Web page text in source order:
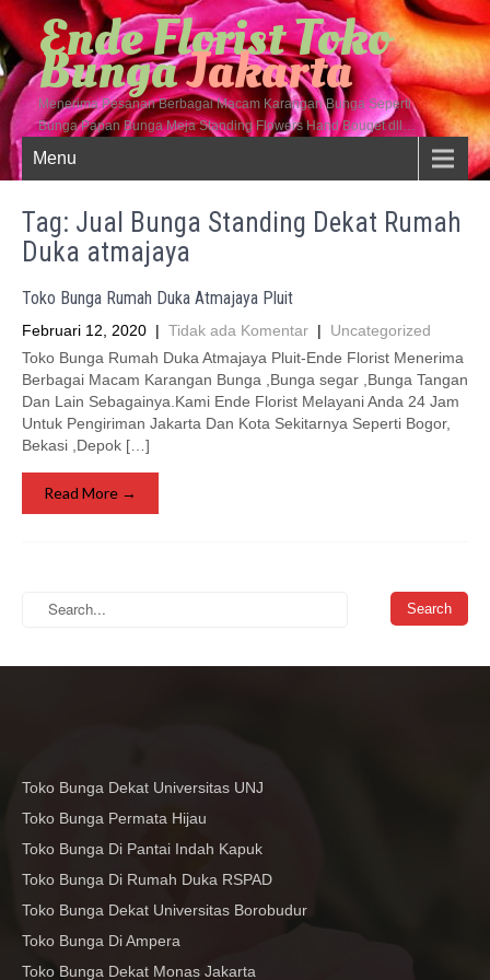
Ende Florist Toko
BungaJakarta
Menerima Pesanan Berbagai Macam Karangan Bunga Seperti
Bunga Papan Bunga Meja Standing Flowers Hand Bouqet dll…
Menu
Tag: Jual Bunga Standing Dekat Rumah
Duka atmajaya
Toko Bunga Rumah Duka Atmajaya Pluit
Februari 12, 2020 | Tidak ada Komentar | Uncategorized
Toko Bunga Rumah Duka Atmajaya Pluit-Ende Florist Menerima
Berbagai Macam Karangan Bunga ,Bunga segar ,Bunga Tangan
Dan Lain Sebagainya.Kami Ende Florist Melayani Anda 24 Jam
Untuk Pengiriman Jakarta Dan Kota Sekitarnya Seperti Bogor,
Bekasi ,Depok […]
Read More →
Toko Bunga Dekat Universitas UNJ
Toko Bunga Permata Hijau
Toko Bunga Di Pantai Indah Kapuk
Toko Bunga Di Rumah Duka RSPAD
Toko Bunga Dekat Universitas Borobudur
Toko Bunga Di Ampera
Toko Bunga Dekat Monas Jakarta